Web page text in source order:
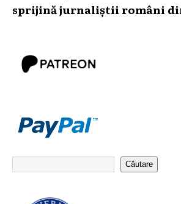
sprijină jurnaliștii români
Căutare